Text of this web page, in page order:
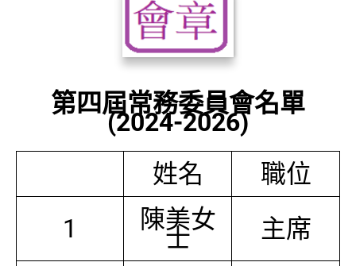
第四屆常務委員會名單
(2024-2026)
姓名
職位
1
陳美女
士 主席